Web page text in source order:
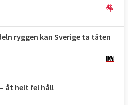
ryggen kan Sverige ta täten
åt helt fel håll